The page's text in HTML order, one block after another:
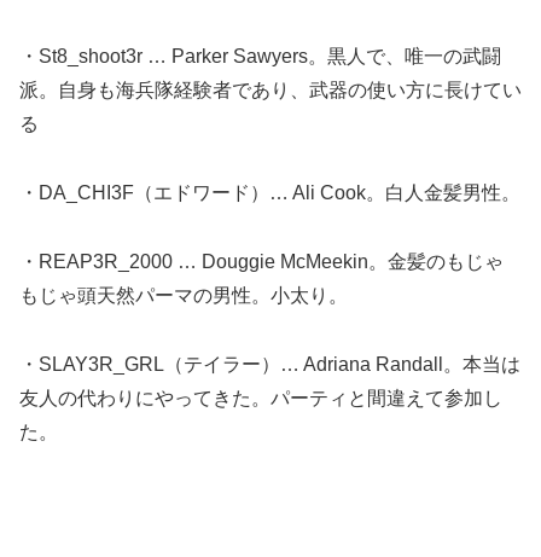
・St8_shoot3r … Parker Sawyers。黒人で、唯一の武闘
派。自身も海兵隊経験者であり、武器の使い方に長けてい
る
・DA_CHI3F（エドワード）… Ali Cook。白人金髪男性。
・REAP3R_2000 … Douggie McMeekin。金髪のもじゃ
もじゃ頭天然パーマの男性。小太り。
・SLAY3R_GRL（テイラー）… Adriana Randall。本当は
友人の代わりにやってきた。パーティと間違えて参加し
た。